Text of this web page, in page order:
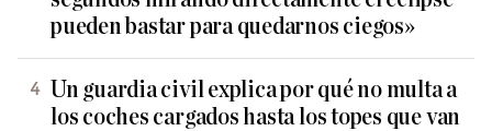
pueden bastar para quedarnos ciegos»
Un guardia civil explica por qué no multa a
los coches cargados hasta los topes que van